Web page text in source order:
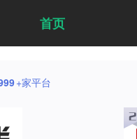
首页
+家平台